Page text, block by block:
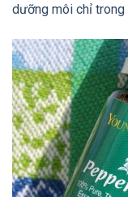
dưỡng môi chỉ trong